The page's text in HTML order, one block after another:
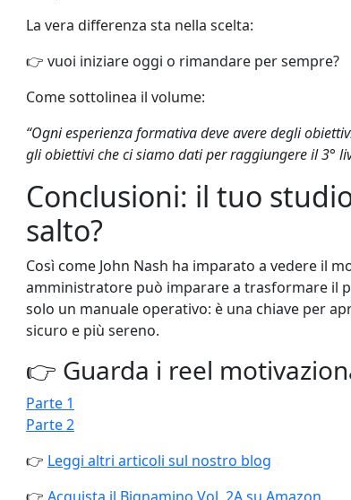
La vera differenza sta nella scelta:
👉 vuoi iniziare oggi o rimandare per sempre?
Come sottolinea il volume:
“Ogni esperienza formativa deve avere degli
gli obiettivi che ci siamo dati per raggiungere il 3°
Conclusioni: il tuo
salto?
Così come John Nash ha imparato a vedere il
amministratore può imparare a trasformare il
solo un manuale operativo: è una chiave per
sicuro e più sereno.
👉 Guarda i reel
Parte 1
Parte 2
👉 Leggi altri articoli sul nostro blog